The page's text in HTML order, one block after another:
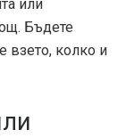
или
Бъдете
взето, колко и